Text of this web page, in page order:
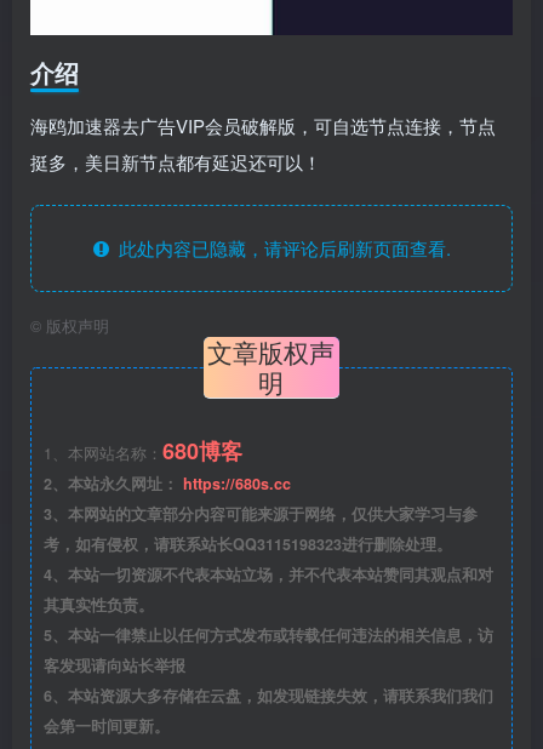
介绍
海鸥加速器去广告VIP会员破解版，可自选节点连接，节点
挺多，美日新节点都有延迟还可以！
此处内容已隐藏，请评论后刷新页面查看.
© 版权声明
文章版权声
明
1、本网站名称： 680博客
2、本站永久网址： https://680s.cc
3、本网站的文章部分内容可能来源于网络，仅供大家学习与参
考，如有侵权，请联系站长QQ3115198323进行删除处理。
4、本站一切资源不代表本站立场，并不代表本站赞同其观点和对
其真实性负责。
5、本站一律禁止以任何方式发布或转载任何违法的相关信息，访
客发现请向站长举报
6、本站资源大多存储在云盘，如发现链接失效，请联系我们我们
会第一时间更新。